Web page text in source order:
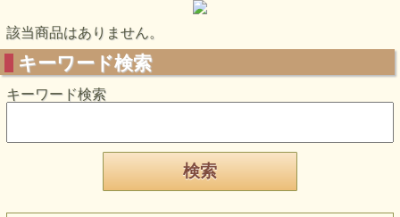
該当商品はありません。
キーワード検索
キーワード検索